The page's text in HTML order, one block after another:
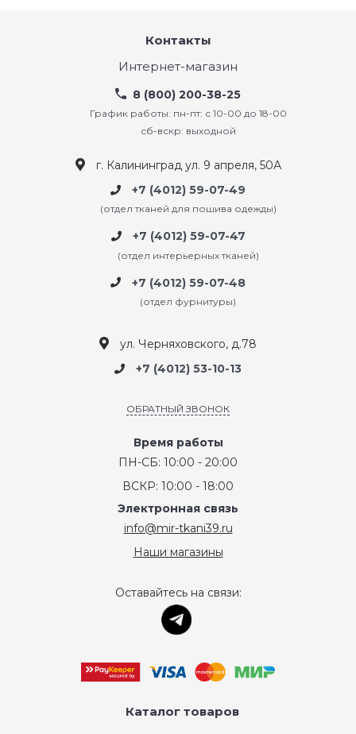
Контакты
Интернет-магазин
8 (800) 200-38-25
График работы: пн-пт: с 10-00 до 18-00
сб-вскр: выходной
г. Калининград ул. 9 апреля, 50А
+7 (4012) 59-07-49
(отдел тканей для пошива одежды)
+7 (4012) 59-07-47
(отдел интерьерных тканей)
+7 (4012) 59-07-48
(отдел фурнитуры)
ул. Черняховского, д.78
+7 (4012) 53-10-13
ОБРАТНЫЙ ЗВОНОК
Время работы
ПН-СБ: 10:00 - 20:00
ВСКР: 10:00 - 18:00
Электронная связь
info@mir-tkani39.ru
Наши магазины
Оставайтесь на связи:
Каталог товаров